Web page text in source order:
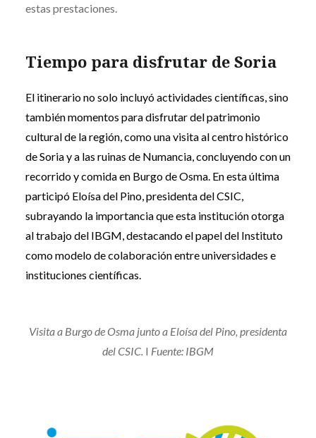
estas prestaciones.
Tiempo para disfrutar de Soria
El itinerario no solo incluyó actividades científicas, sino
también momentos para disfrutar del patrimonio
cultural de la región, como una visita al centro histórico
de Soria y a las ruinas de Numancia, concluyendo con un
recorrido y comida en Burgo de Osma. En esta última
participó Eloísa del Pino, presidenta del CSIC,
subrayando la importancia que esta institución otorga
al trabajo del IBGM, destacando el papel del Instituto
como modelo de colaboración entre universidades e
instituciones científicas.
Visita a Burgo de Osma junto a Eloísa del Pino, presidenta
del CSIC. I Fuente: IBGM